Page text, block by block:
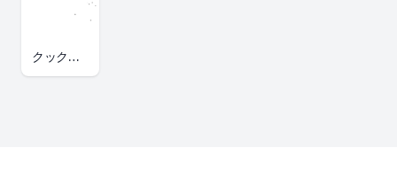
クック諸島白地図